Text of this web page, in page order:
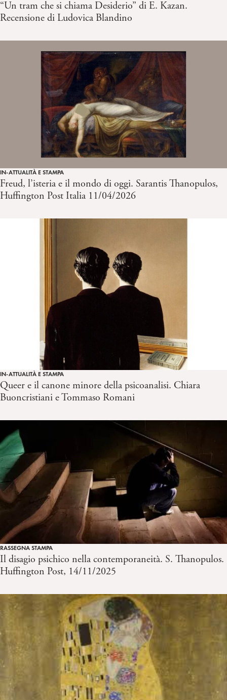
“Un tram che si chiama Desiderio” di E. Kazan.
Recensione di Ludovica Blandino
IN-ATTUALITÀ E STAMPA
Freud, l’isteria e il mondo di oggi. Sarantis Thanopulos,
Huffington Post Italia 11/04/2026
IN-ATTUALITÀ E STAMPA
Queer e il canone minore della psicoanalisi. Chiara
Buoncristiani e Tommaso Romani
RASSEGNA STAMPA
Il disagio psichico nella contemporaneità. S. Thanopulos.
Huffington Post, 14/11/2025